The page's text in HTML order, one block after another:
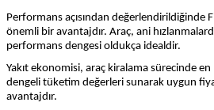
Performans açısından değerlendirildiğinde
önemli bir avantajdır. Araç, ani
performans dengesi oldukça idealdir.
Yakıt ekonomisi, araç kiralama sürecinde
dengeli tüketim değerleri sunarak uygun
avantajdır.